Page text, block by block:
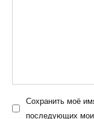
Сохранить моё
последующих